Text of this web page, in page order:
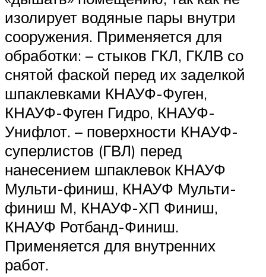
изолирует водяные пары внутри
сооружения. Применяется для
обработки: – стыков ГКЛ, ГКЛВ со
снятой фаской перед их заделкой
шпаклевками КНАУФ-Фуген,
КНАУФ-Фуген Гидро, КНАУФ-
Унифлот. – поверхности КНАУФ-
суперлистов (ГВЛ) перед
нанесением шпаклевок КНАУФ
Мульти-финиш, КНАУФ Мульти-
финиш М, КНАУФ-ХП Финиш,
КНАУФ Ротбанд-Финиш.
Применяется для внутренних
работ.